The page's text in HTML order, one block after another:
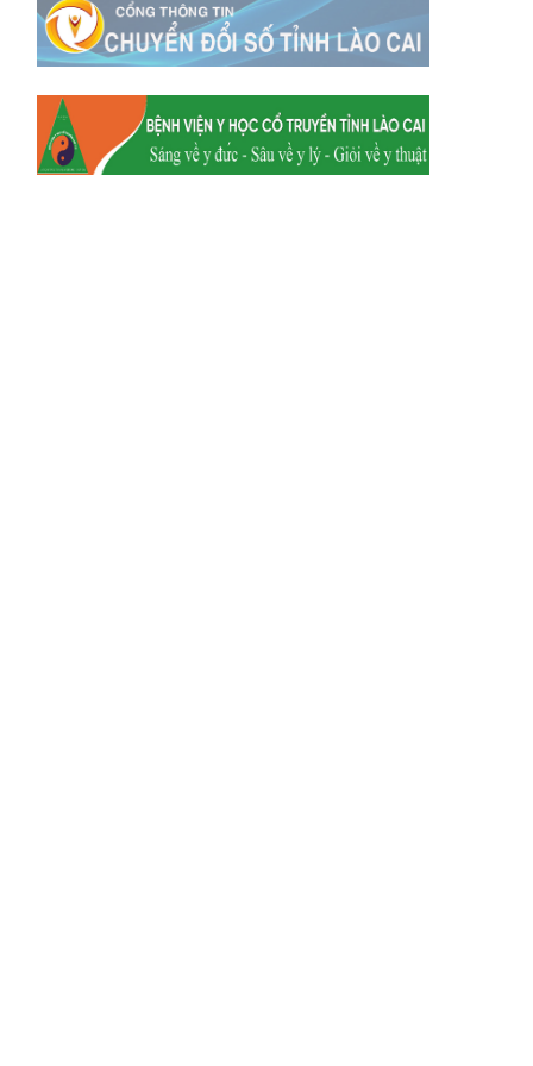
Xã Tằng Loỏng
Xã Gia Phú
Xã Mường
Xã Dền Sáng
Xã Y Tý
Xã A Mú Sung
Xã Trịnh Tường
Xã Nậm Chày